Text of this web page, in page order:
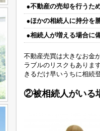
●不動産の売却を行うた
●ほかの相続人に持分を
●相続人が増える場合に
不動産売買は大きなお金
ラブルのリスクもありま
きるだけ早いうちに相続
②被相続人がいる